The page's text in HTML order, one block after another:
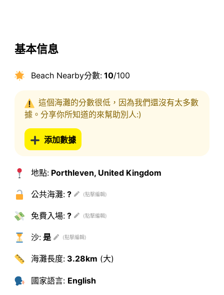
基本信息
Beach Nearby分數:10/100
這個海灘的分數很低，因為我們還沒有太多數
據。分享你所知道的來幫助別人:)
添加數據
地點:Porthleven, United Kingdom
公共海灘:?
免費入場:?
沙:是
海灘長度:3.28km (大)
國家語言: English